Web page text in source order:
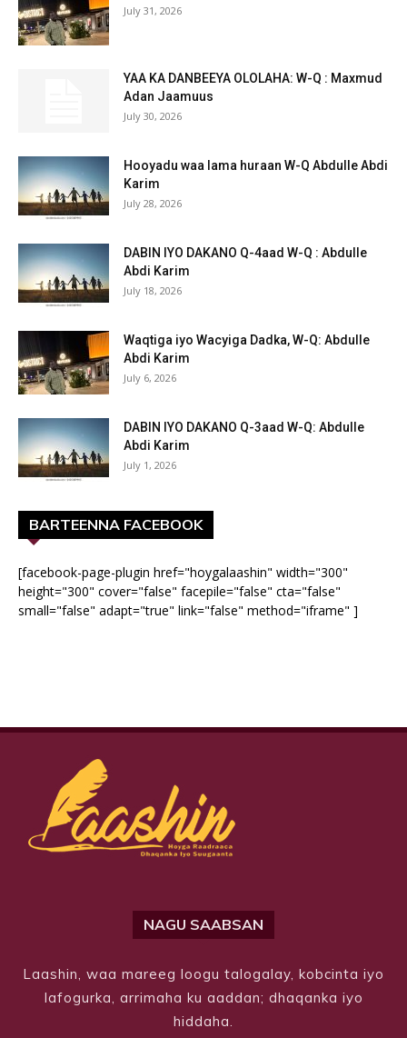
July 31, 2026
YAA KA DANBEEYA OLOLAHA: W-Q : Maxmud
Adan Jaamuus
July 30, 2026
Hooyadu waa lama huraan W-Q Abdulle Abdi
Karim
July 28, 2026
DABIN IYO DAKANO Q-4aad W-Q : Abdulle
Abdi Karim
July 18, 2026
Waqtiga iyo Wacyiga Dadka, W-Q: Abdulle
Abdi Karim
July 6, 2026
DABIN IYO DAKANO Q-3aad W-Q: Abdulle
Abdi Karim
July 1, 2026
BARTEENNA FACEBOOK
[facebook-page-plugin href="hoygalaashin" width="300"
height="300" cover="false" facepile="false" cta="false"
small="false" adapt="true" link="false" method="iframe" ]
NAGU SAABSAN
Laashin, waa mareeg loogu talogalay, kobcinta iyo
lafogurka, arrimaha ku aaddan; dhaqanka iyo
hiddaha.